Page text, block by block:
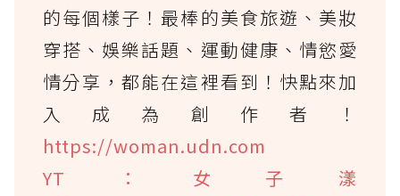
的每個樣子！最棒的美食旅遊、美妝
穿搭、娛樂話題、運動健康、情慾愛
情分享，都能在這裡看到！快點來加
入成為創作者！
https://woman.udn.com
YT：女子漾